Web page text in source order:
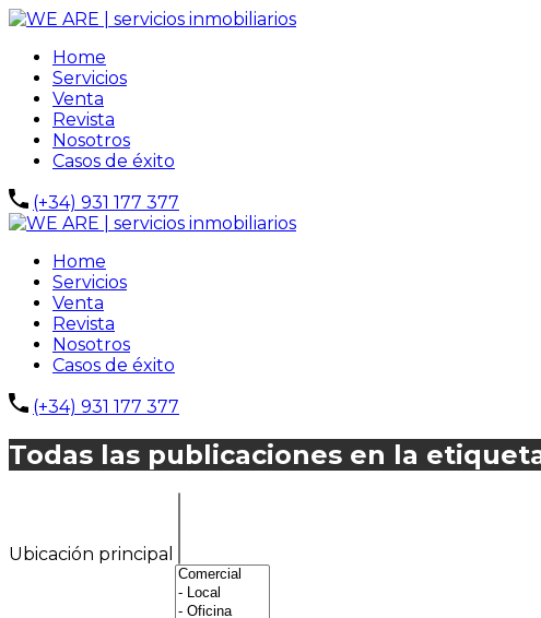
Home
Servicios
Venta
Revista
Nosotros
Casos de éxito
(+34) 931 177 377
Home
Servicios
Venta
Revista
Nosotros
Casos de éxito
(+34) 931 177 377
Todas las publicaciones en la
Ubicación principal